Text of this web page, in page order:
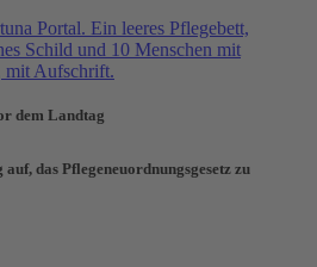
dem Landtag
das Pflegeneuordnungsgesetz zu